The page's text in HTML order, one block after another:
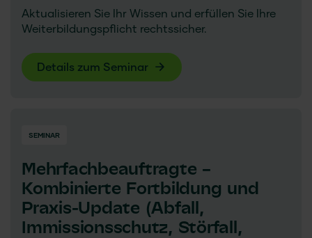
Aktualisieren Sie Ihr Wissen und erfüllen Sie Ihre
Weiterbildungspflicht rechtssicher.
Details zum Seminar
SEMINAR
Mehrfachbeauftragte –
Kombinierte Fortbildung und
Praxis-Update (Abfall,
Immissionsschutz, Störfall,